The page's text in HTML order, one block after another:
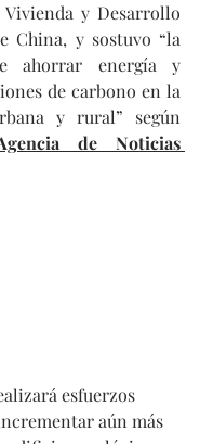
y Desarrollo
China, y sostuvo “la
ahorrar energía y
de carbono en la
y rural” según
de Noticias
esfuerzos
aún más